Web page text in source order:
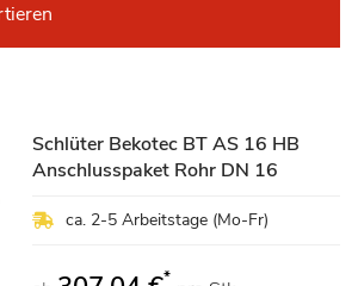
Schlüter Bekotec BT AS 16 HB
Anschlusspaket Rohr DN 16
ca. 2-5 Arbeitstage (Mo-Fr)
*